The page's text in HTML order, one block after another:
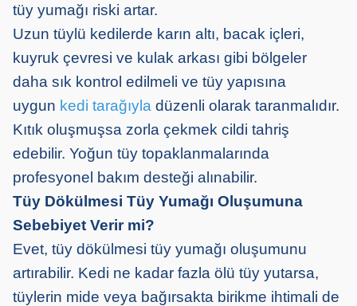
tüy yumağı riski artar.
Uzun tüylü kedilerde karın altı, bacak içleri,
kuyruk çevresi ve kulak arkası gibi bölgeler
daha sık kontrol edilmeli ve tüy yapısına
uygun kedi tarağıyla düzenli olarak taranmalıdır.
Kıtık oluşmuşsa zorla çekmek cildi tahriş
edebilir. Yoğun tüy topaklanmalarında
profesyonel bakım desteği alınabilir.
Tüy Dökülmesi Tüy Yumağı Oluşumuna
Sebebiyet Verir mi?
Evet, tüy dökülmesi tüy yumağı oluşumunu
artırabilir. Kedi ne kadar fazla ölü tüy yutarsa,
tüylerin mide veya bağırsakta birikme ihtimali de